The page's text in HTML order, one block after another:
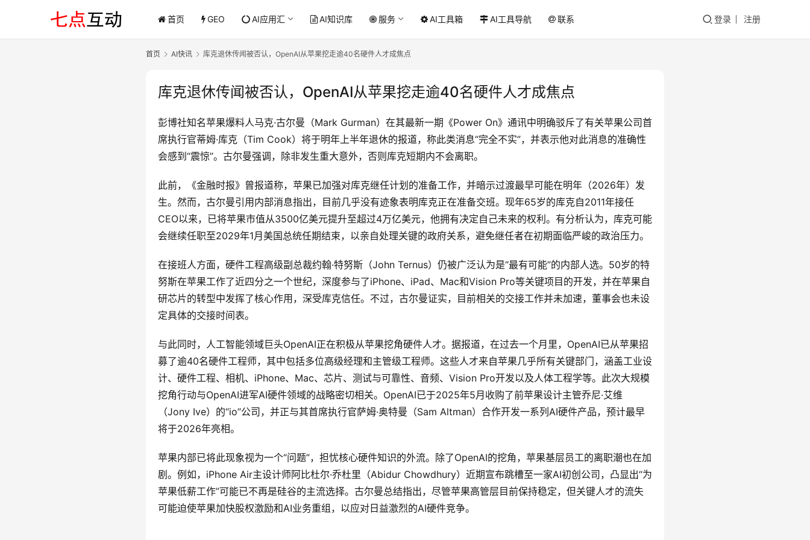
首页 GEO AI应用汇 AI知识库 服务 AI工具箱 AI工具导航 联系 登录 注册
首页 AI快讯 库克退休传闻被否认，OpenAI从苹果挖走逾40名硬件人才成焦点
库克退休传闻被否认，OpenAI从苹果挖走逾40名硬件人才成焦点
彭博社知名苹果爆料人马克·古尔曼（Mark Gurman）在其最新一期《Power On》通讯中明确驳斥了有关苹果公司首
席执行官蒂姆·库克（Tim Cook）将于明年上半年退休的报道，称此类消息“完全不实”，并表示他对此消息的准确性
会感到“震惊”。古尔曼强调，除非发生重大意外，否则库克短期内不会离职。
此前，《金融时报》曾报道称，苹果已加强对库克继任计划的准备工作，并暗示过渡最早可能在明年（2026年）发
生。然而，古尔曼引用内部消息指出，目前几乎没有迹象表明库克正在准备交班。现年65岁的库克自2011年接任
CEO以来，已将苹果市值从3500亿美元提升至超过4万亿美元，他拥有决定自己未来的权利。有分析认为，库克可能
会继续任职至2029年1月美国总统任期结束，以亲自处理关键的政府关系，避免继任者在初期面临严峻的政治压力。
在接班人方面，硬件工程高级副总裁约翰·特努斯（John Ternus）仍被广泛认为是“最有可能”的内部人选。50岁的特
努斯在苹果工作了近四分之一个世纪，深度参与了iPhone、iPad、Mac和Vision Pro等关键项目的开发，并在苹果自
研芯片的转型中发挥了核心作用，深受库克信任。不过，古尔曼证实，目前相关的交接工作并未加速，董事会也未设
定具体的交接时间表。
与此同时，人工智能领域巨头OpenAI正在积极从苹果挖角硬件人才。据报道，在过去一个月里，OpenAI已从苹果招
募了逾40名硬件工程师，其中包括多位高级经理和主管级工程师。这些人才来自苹果几乎所有关键部门，涵盖工业设
计、硬件工程、相机、iPhone、Mac、芯片、测试与可靠性、音频、Vision Pro开发以及人体工程学等。此次大规模
挖角行动与OpenAI进军AI硬件领域的战略密切相关。OpenAI已于2025年5月收购了前苹果设计主管乔尼·艾维
（Jony Ive）的“io”公司，并正与其首席执行官萨姆·奥特曼（Sam Altman）合作开发一系列AI硬件产品，预计最早
将于2026年亮相。
苹果内部已将此现象视为一个“问题”，担忧核心硬件知识的外流。除了OpenAI的挖角，苹果基层员工的离职潮也在加
剧。例如，iPhone Air主设计师阿比杜尔·乔杜里（Abidur Chowdhury）近期宣布跳槽至一家AI初创公司，凸显出“为
苹果低薪工作”可能已不再是硅谷的主流选择。古尔曼总结指出，尽管苹果高管层目前保持稳定，但关键人才的流失
可能迫使苹果加快股权激励和AI业务重组，以应对日益激烈的AI硬件竞争。